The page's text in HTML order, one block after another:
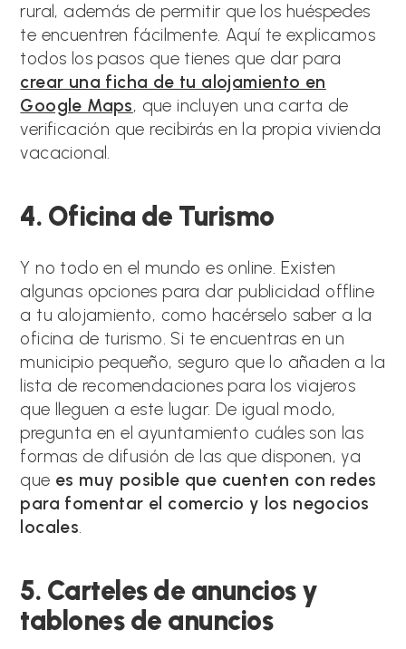
rural, además de permitir que los huéspedes
te encuentren fácilmente. Aquí te explicamos
todos los pasos que tienes que dar para
crear una ficha de tu alojamiento en
Google Maps, que incluyen una carta de
verificación que recibirás en la propia vivienda
vacacional.
4. Oficina de Turismo
Y no todo en el mundo es online. Existen
algunas opciones para dar publicidad offline
a tu alojamiento, como hacérselo saber a la
oficina de turismo. Si te encuentras en un
municipio pequeño, seguro que lo añaden a la
lista de recomendaciones para los viajeros
que lleguen a este lugar. De igual modo,
pregunta en el ayuntamiento cuáles son las
formas de difusión de las que disponen, ya
que es muy posible que cuenten con redes
para fomentar el comercio y los negocios
locales.
5. Carteles de anuncios y
tablones de anuncios